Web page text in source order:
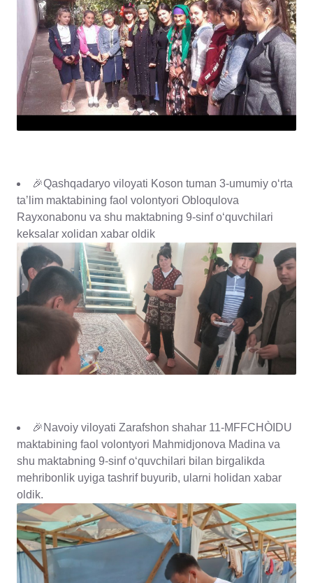
🎉Qashqadaryo viloyati Koson tuman 3-umumiy oʻrta
taʼlim maktabining faol volontyori Obloqulova
Rayxonabonu va shu maktabning 9-sinf oʻquvchilari
keksalar xolidan xabar oldik
🎉Navoiy viloyati Zarafshon shahar 11-MFFCHÒIDU
maktabining faol volontyori Mahmidjonova Madina va
shu maktabning 9-sinf oʻquvchilari bilan birgalikda
mehribonlik uyiga tashrif buyurib, ularni holidan xabar
oldik.